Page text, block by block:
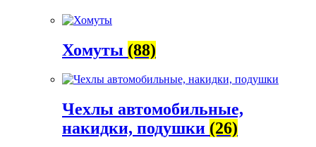
Хомуты (88)
Чехлы автомобильные,
накидки, подушки (26)